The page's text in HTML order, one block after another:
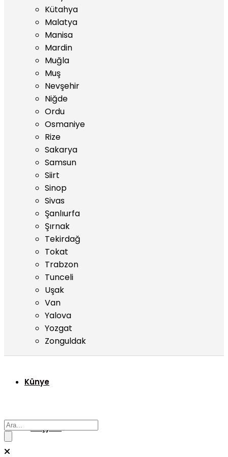
Kütahya
Malatya
Manisa
Mardin
Muğla
Muş
Nevşehir
Niğde
Ordu
Osmaniye
Rize
Sakarya
Samsun
Siirt
Sinop
Sivas
Şanlıurfa
Şırnak
Tekirdağ
Tokat
Trabzon
Tunceli
Uşak
Van
Yalova
Yozgat
Zonguldak
Künye
Başyazı